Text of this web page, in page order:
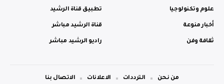
علوم وتكنولوجيا
أخبار منوعة
ثقافة وفن
تطبيق قناة الرشيد
قناة الرشيد مباشر
راديو الرشيد مباشر
من نحن الترددات الاعلانات الاتصال بنا